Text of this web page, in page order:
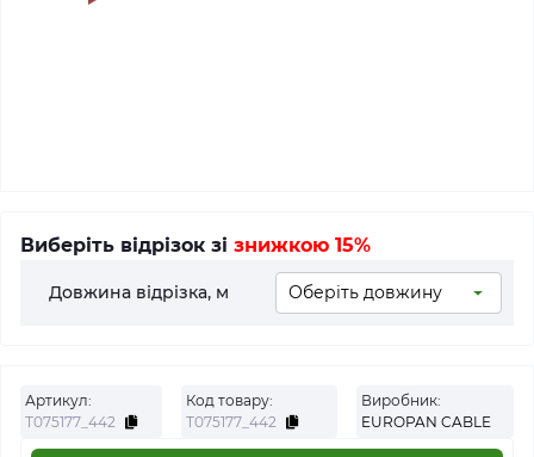
Виберіть відрізок зі знижкою 15%
Довжина відрізка, м
Артикул:
Т075177_442
Код товару:
Т075177_442
Виробник:
EUROPAN CABLE